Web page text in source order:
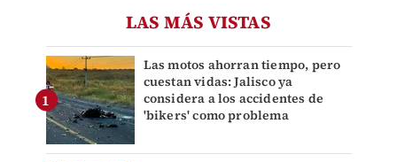
LAS MÁS VISTAS
Las motos ahorran tiempo, pero
cuestan vidas: Jalisco ya
considera a los accidentes de
'bikers' como problema